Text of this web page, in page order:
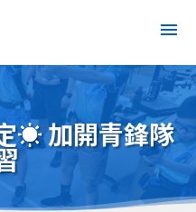
☀️ 加開青鋒隊